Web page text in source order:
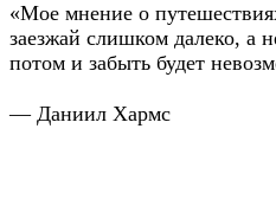
«Мое мнение о
заезжай слишком далеко, а
потом и забыть будет
— Даниил Хармс